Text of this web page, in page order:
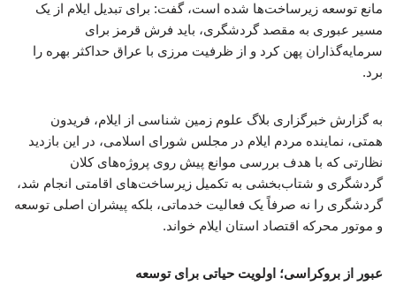
مانع توسعه زیرساخت‌ها شده است، گفت: برای تبدیل ایلام از یک
مسیر عبوری به مقصد گردشگری، باید فرش قرمز برای
سرمایه‌گذاران پهن کرد و از ظرفیت مرزی با عراق حداکثر بهره را
برد.
به گزارش خبرگزاری بلاگ علوم زمین شناسی از ایلام، فریدون
همتی، نماینده مردم ایلام در مجلس شورای اسلامی، در این بازدید
نظارتی که با هدف بررسی موانع پیش روی پروژه‌های کلان
گردشگری و شتاب‌بخشی به تکمیل زیرساخت‌های اقامتی انجام شد،
گردشگری را نه صرفاً یک فعالیت خدماتی، بلکه پیشران اصلی توسعه
و موتور محرکه اقتصاد استان ایلام خواند.
عبور از بروکراسی؛ اولویت حیاتی برای توسعه